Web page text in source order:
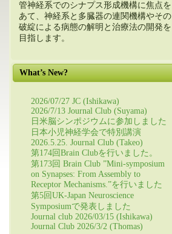
管神経系でのシナプス形成機構に焦点を
あて、神経系と多臓器の連関機構やその
破綻による病態の解明と治療法の開発を
目指します。
What’s New?
2026/07/27 JC (Ishikawa)
2026/7/13 Journal Club (Suyama)
日米脳シンポジウムに参加しました
日本小児神経学会で特別講演
2026.5.25. Journal Club (Takeo)
第174回Brain Clubを行いました。
第173回 Brain Club ”Mini-symposium
on Synapses: From Assembly to
Receptor Mechanisms.”を行いました
第5回UK-Japan Neuroscience
Symposiumで発表しました
Journal club 2026/03/15 (Ishikawa)
Journal Club 2026/3/2 (Thomas)